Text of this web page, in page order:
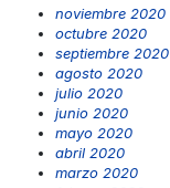
noviembre 2020
octubre 2020
septiembre 2020
agosto 2020
julio 2020
junio 2020
mayo 2020
abril 2020
marzo 2020